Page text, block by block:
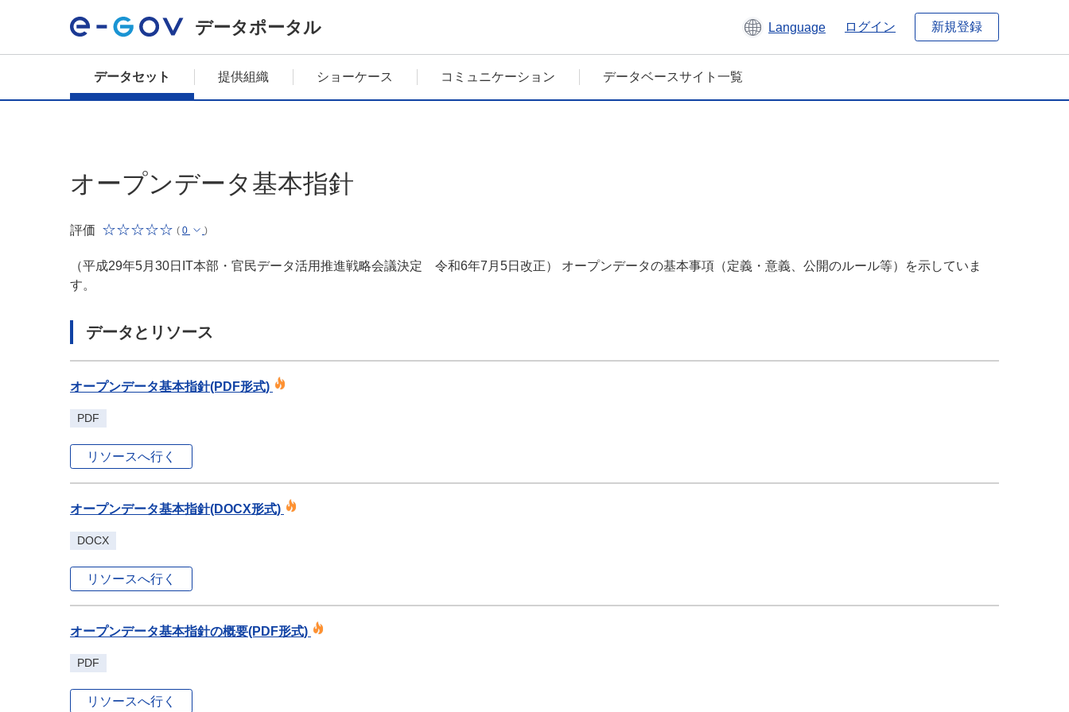
データポータル Language ログイン 新規登録
データセット 提供組織 ショーケース コミュニケーション データベースサイト一覧
オープンデータ基本指針
評価 ( 0 )
（平成29年5月30日IT本部・官民データ活用推進戦略会議決定 令和6年7月5日改正） オープンデータの基本事項（定義・意義、公開のルール等）を示していま
す。
データとリソース
オープンデータ基本指針(PDF形式)
PDF
リソースへ行く
オープンデータ基本指針(DOCX形式)
DOCX
リソースへ行く
オープンデータ基本指針の概要(PDF形式)
PDF
リソースへ行く